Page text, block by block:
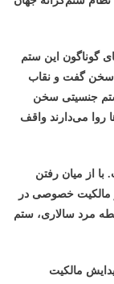
گوناگون این ستم
سخن گفت و نقاب
ستم جنسیتی سخن
روا می‌دارند واقف
از میان رفتن
مالکیت خصوصی در
مرد سالاری، ستم
مالکیت